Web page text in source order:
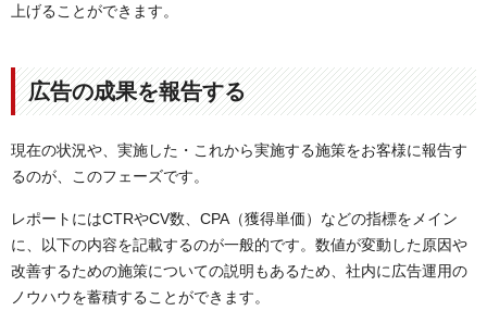
上げることができます。
広告の成果を報告する
現在の状況や、実施した・これから実施する施策をお客様に報告す
るのが、このフェーズです。
レポートにはCTRやCV数、CPA（獲得単価）などの指標をメイン
に、以下の内容を記載するのが一般的です。数値が変動した原因や
改善するための施策についての説明もあるため、社内に広告運用の
ノウハウを蓄積することができます。